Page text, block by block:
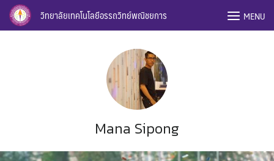
Skip
วิทยาลัยเทคโนโลยีอรรถวิทย์พณิชยการ MENU
Mana Sipong